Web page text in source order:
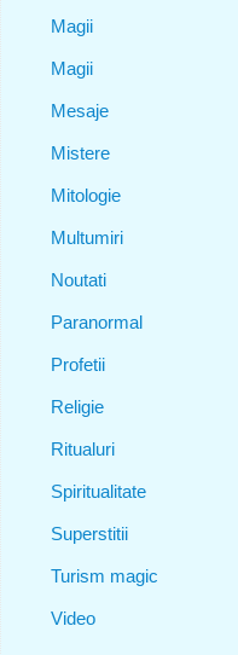
Magii
Magii
Mesaje
Mistere
Mitologie
Multumiri
Noutati
Paranormal
Profetii
Religie
Ritualuri
Spiritualitate
Superstitii
Turism magic
Video